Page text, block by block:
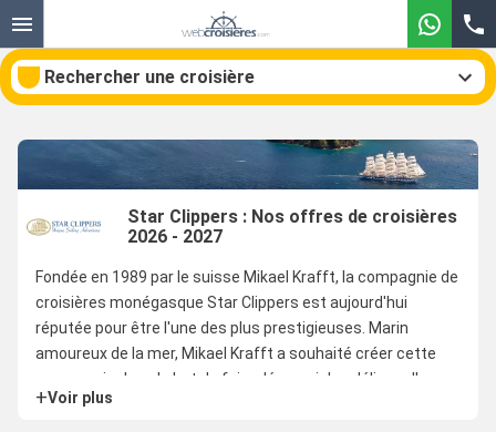
Rechercher une croisière
Mois de départ
Ports Compagnies
Rechercher
Star Clippers : Nos offres de croisières
2026 - 2027
Fondée en 1989 par le suisse Mikael Krafft, la compagnie de
croisières monégasque Star Clippers est aujourd'hui
réputée pour être l'une des plus prestigieuses. Marin
amoureux de la mer, Mikael Krafft a souhaité créer cette
compagnie dans le but de faire découvrir les délices d'une
croisière haut de gamme
+Voir plus